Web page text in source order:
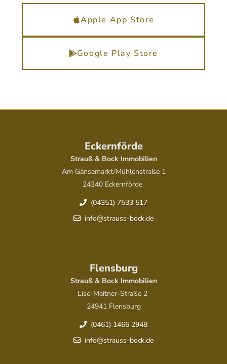
Apple App Store
Google Play Store
Eckernförde
Strauß & Bock Immobilien
Am Gänsemarkt/Mühlenstraße 1
24340 Eckernförde
(04351) 7533 517
info@strauss-bock.de
Flensburg
Strauß & Bock Immobilien
Lise-Meitner-Straße 2
24941 Flensburg
(0461) 1466 2948
info@strauss-bock.de